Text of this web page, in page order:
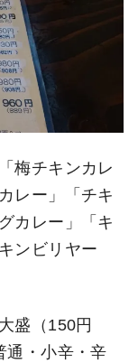
梅チキンカレ
レー」「チキ
カレー」「キ
ンビリヤー
盛（150円
通・小辛・辛